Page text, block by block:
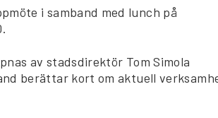
i samband med lunch på
av stadsdirektör Tom Simola
berättar kort om aktuell